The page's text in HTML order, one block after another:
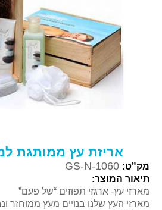
אריזת עץ ממותגת
מק"ט: GS-N-1060
תיאור המוצר:
מארזי עץ- ארגזי תפוזים “של פעם”
מארזי העץ שלנו בנויים מעץ ממוחזר